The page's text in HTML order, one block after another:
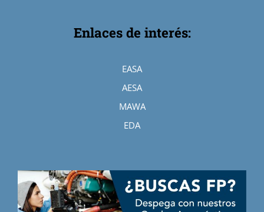
Enlaces de interés:
EASA
AESA
MAWA
EDA